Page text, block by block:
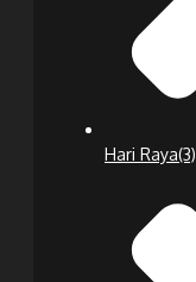
Hari Raya(3)